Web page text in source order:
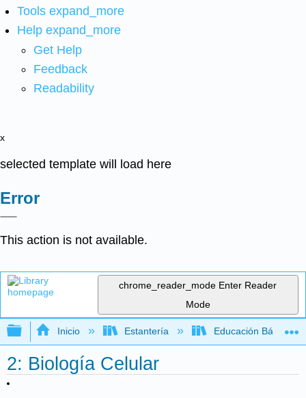
Tools expand_more
Help expand_more
Get Help
Feedback
Readability
x
selected template will load here
Error
This action is not available.
chrome_reader_mode Enter Reader
Mode
Expandir/contraer jerarquía global
Inicio Estantería Educación Básica
2: Biología Celular